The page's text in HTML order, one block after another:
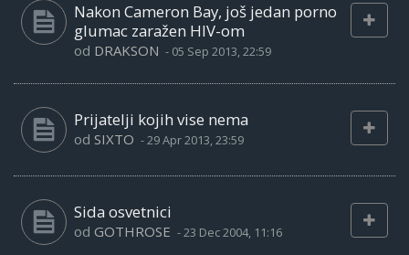
Nakon Cameron Bay, još jedan porno
glumac zaražen HIV-om
od DRAKSON - 05 Sep 2013, 22:59
Prijatelji kojih vise nema
od SIXTO -29 Apr 2013, 23:59
Sida osvetnici
od GOTHROSE -23 Dec 2004, 11:16